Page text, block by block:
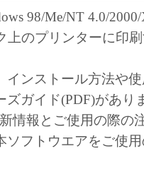
らの販売代理店また
について知らされて
ヤノンの子会社、キ
販売代理店または販
ェア」、または「本
たは関連してお客様
る紛争についても、
98/Me/NT 4.0/
上のプリンターに印
インストール方法や
ガイド(PDF)があり
情報とご使用の際の
ソフトウエアをご使